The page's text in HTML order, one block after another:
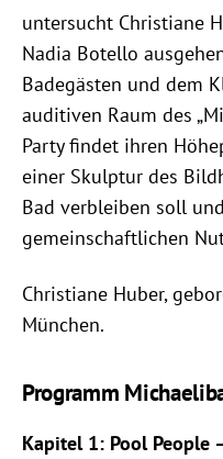
untersucht Christiane
Nadia Botello
Badegästen und dem
auditiven Raum des
Party findet ihren
einer Skulptur des
Bad verbleiben soll
gemeinschaftlichen
Christiane Huber,
München.
Programm
Kapitel 1: Pool People